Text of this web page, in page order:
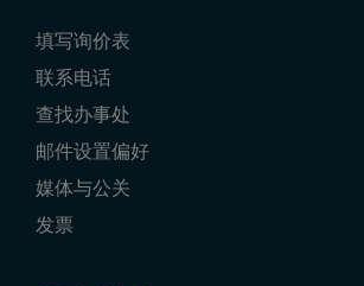
Navigation
填写询价表
联系电话
查找办事处
邮件设置偏好
媒体与公关
发票